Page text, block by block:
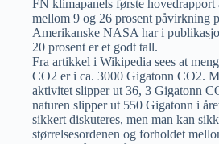
FN klimapanels første
mellom 9 og 26 prosent påvirkning
Amerikanske NASA har i
20 prosent er et godt tall.
Fra artikkel i Wikipedia sees at
CO2 er i ca. 3000 Gigatonn CO2.
aktivitet slipper ut 36, 3 Gigatonn
naturen slipper ut 550 Gigatonn i
sikkert diskuteres, men man kan
størrelsesordenen og forholdet